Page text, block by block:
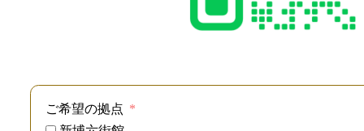
ご希望の拠点